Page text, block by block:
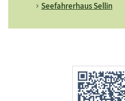
Seefahrerhaus Sellin